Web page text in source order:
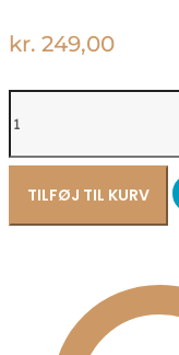
kr. 249,00
Figaro
rustfrit
8CN-
TILFØJ TIL KURV